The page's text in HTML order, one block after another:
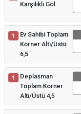
Karşılıklı Gol
1
Ev Sahibi Toplam
Korner Altı/Üstü
6,5
1
Deplasman
Toplam Korner
Altı/Üstü 4,5